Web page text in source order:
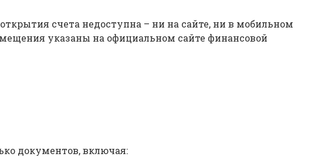
счета недоступна – ни на сайте, ни в мобильном
указаны на официальном сайте финансовой
документов, включая: